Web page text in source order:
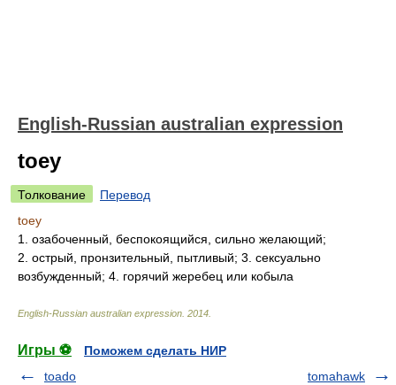
English-Russian australian expression
toey
Толкование
Перевод
toey
1. озабоченный, беспокоящийся, сильно желающий;
2. острый, пронзительный, пытливый; 3. сексуально
возбужденный; 4. горячий жеребец или кобыла
English-Russian australian expression 2014
Игры ⚽
Поможем сделать НИР
toado
tomahawk